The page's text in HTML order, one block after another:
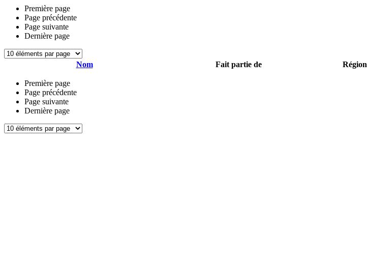
Première page
Page précédente
Page suivante
Dernière page
Nom Fait partie de Région
Première page
Page précédente
Page suivante
Dernière page